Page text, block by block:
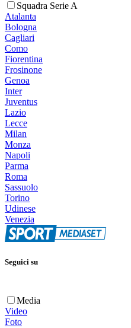
Squadra Serie A
Atalanta
Bologna
Cagliari
Como
Fiorentina
Frosinone
Genoa
Inter
Juventus
Lazio
Lecce
Milan
Monza
Napoli
Parma
Roma
Sassuolo
Torino
Udinese
Venezia
Seguici su
Media
Video
Foto